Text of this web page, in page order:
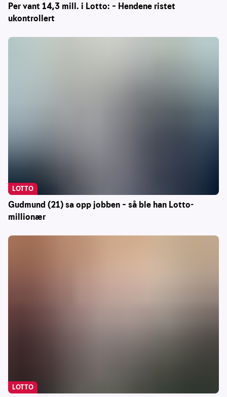
Per vant 14,3 mill. i Lotto: – Hendene ristet
ukontrollert
Gudmund (21) sa opp jobben – så ble han Lotto-
millionær
LOTTO
LOTTO